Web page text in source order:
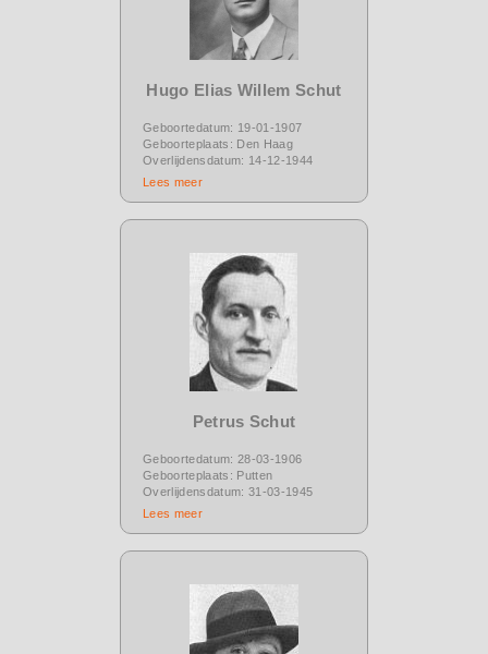
Hugo Elias Willem Schut
Geboortedatum: 19-01-1907
Geboorteplaats: Den Haag
Overlijdensdatum: 14-12-1944
Lees meer
Petrus Schut
Geboortedatum: 28-03-1906
Geboorteplaats: Putten
Overlijdensdatum: 31-03-1945
Lees meer